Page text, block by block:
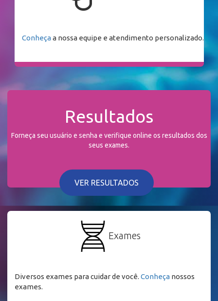
Conheçaa nossa equipe e atendimento personalizado.
Resultados
Forneça seu usuário e senha e verifique online os resultados dos
seus exames.
VER RESULTADOS
Exames
Diversos exames para cuidar de você. Conheça nossos
exames.